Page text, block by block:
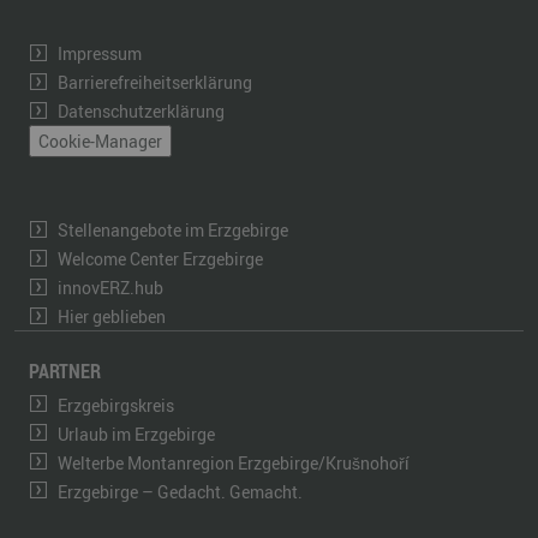
Impressum
Barrierefreiheitserklärung
Datenschutzerklärung
Cookie-Manager
Stellenangebote im Erzgebirge
Welcome Center Erzgebirge
innovERZ.hub
Hier geblieben
PARTNER
Erzgebirgskreis
Urlaub im Erzgebirge
Welterbe Montanregion Erzgebirge/Krušnohoří
Erzgebirge – Gedacht. Gemacht.